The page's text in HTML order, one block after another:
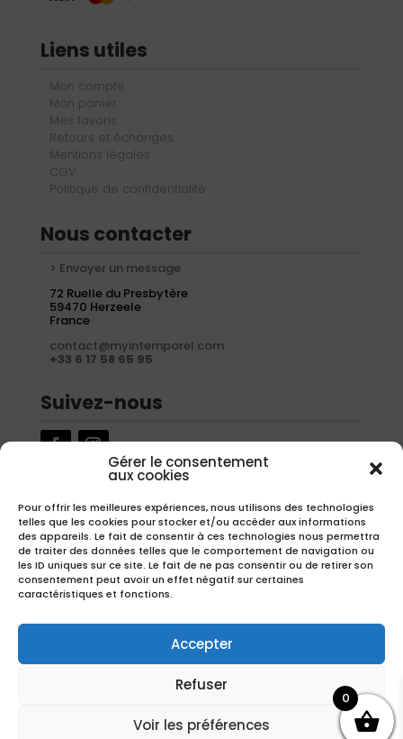
Gérer le consentement
aux cookies
Pour offrir les meilleures expériences, nous utilisons des technologies
telles que les cookies pour stocker et/ou accéder aux informations
des appareils. Le fait de consentir à ces technologies nous permettra
de traiter des données telles que le comportement de navigation ou
les ID uniques sur ce site. Le fait de ne pas consentir ou de retirer son
consentement peut avoir un effet négatif sur certaines
caractéristiques et fonctions.
Accepter
Refuser
Voir les préférences
Liens utiles
Mon compte
Mon panier
Mes favoris
Retours et échanges
Mentions légales
CGV
Politique de confidentialité
Nous contacter
> Envoyer un message
72 Ruelle du Presbytère
59470 Herzeele
France
contact@myintemporel.com
+33 6 17 58 65 95
Suivez-nous
Inscrivez-vous à notre newsletter pour recevoir nos offres
exclusives.
S'inscrire
Avec la participation financière de la région Hauts-de-France
0